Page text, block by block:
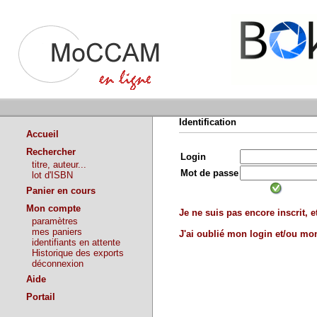
Accueil
Rechercher
titre, auteur...
lot d'ISBN
Panier en cours
Mon compte
paramètres
mes paniers
identifiants en attente
Historique des exports
déconnexion
Aide
Portail
Identification
Login
Mot de passe
Je ne suis pas encore inscrit,
J'ai oublié mon login et/ou